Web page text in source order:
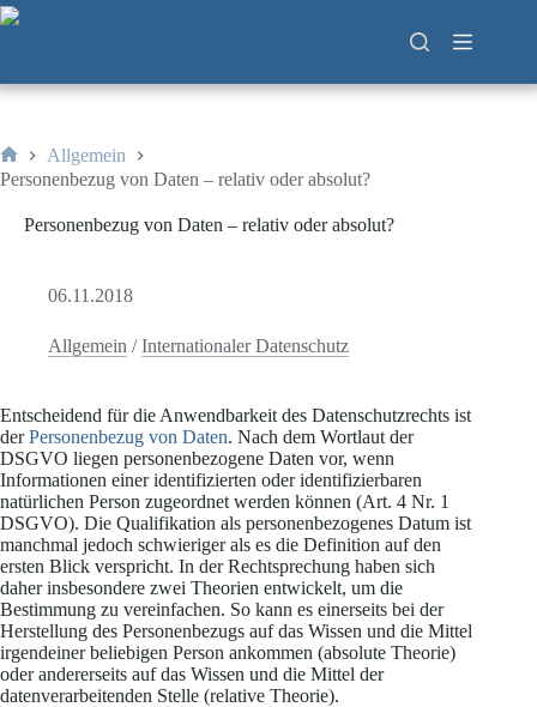
Zum
Inhalt
Start
Allgemein
Personenbezug von Daten – relativ oder absolut?
Personenbezug von Daten – relativ oder absolut?
06.11.2018
Allgemein /Internationaler Datenschutz
Entscheidend für die Anwendbarkeit des Datenschutzrechts ist
derPersonenbezug von Daten. Nach dem Wortlaut der
DSGVO liegen personenbezogene Daten vor, wenn
Informationen einer identifizierten oder identifizierbaren
natürlichen Person zugeordnet werden können (Art. 4 Nr. 1
DSGVO). Die Qualifikation als personenbezogenes Datum ist
manchmal jedoch schwieriger als es die Definition auf den
ersten Blick verspricht. In der Rechtsprechung haben sich
daher insbesondere zwei Theorien entwickelt, um die
Bestimmung zu vereinfachen. So kann es einerseits bei der
Herstellung des Personenbezugs auf das Wissen und die Mittel
irgendeiner beliebigen Person ankommen (absolute Theorie)
oder andererseits auf das Wissen und die Mittel der
datenverarbeitenden Stelle (relative Theorie).